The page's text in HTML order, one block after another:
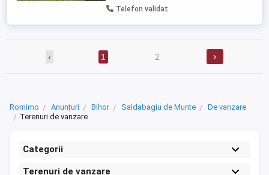
Telefon validat
‹ 1 2 ›
Romimo Anunțuri Bihor Saldabagiu de Munte
De vanzare
Terenuri de vanzare
Categorii
Terenuri de vanzare